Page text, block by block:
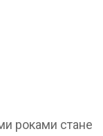
роками стане